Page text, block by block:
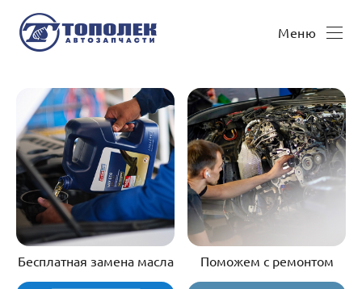
Меню
Бесплатная замена масла Поможем с ремонтом